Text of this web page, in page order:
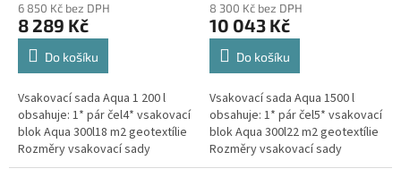
6 850 Kč bez DPH
8 289 Kč
Do košíku
Vsakovací sada Aqua 1 200 l
obsahuje: 1* pár čel4* vsakovací
blok Aqua 300l18 m2 geotextílie
Rozměry vsakovací sady
480x80x52 cm Nosnost bloků až
8 300 Kč bez DPH
10 043 Kč
Do košíku
Vsakovací sada Aqua 1500 l
obsahuje: 1* pár čel5* vsakovací
blok Aqua 300l22 m2 geotextílie
Rozměry vsakovací sady
600x80x52 cm Nosnost bloků až